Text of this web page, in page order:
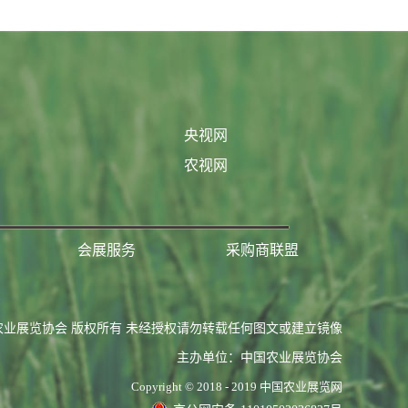
央视网
农视网
会展服务 采购商联盟
业展览协会 版权所有 未经授权请勿转载任何图文或建立镜像
主办单位：中国农业展览协会
Copyright © 2018 - 2019 中国农业展览网